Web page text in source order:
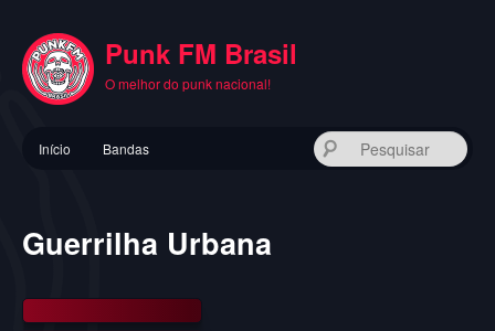
conteúdo
principal
Punk FM Brasil
O melhor do punk nacional!
principal
Início Bandas
Guerrilha Urbana